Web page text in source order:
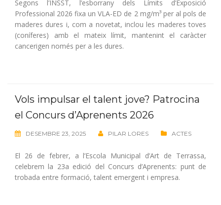
Segons l’INSST, l’esborrany dels Límits d’Exposició
Professional 2026 fixa un VLA-ED de 2 mg/m³ per al pols de
maderes dures i, com a novetat, inclou les maderes toves
(coníferes) amb el mateix límit, mantenint el caràcter
cancerigen només per a les dures.
Vols impulsar el talent jove? Patrocina
el Concurs d’Aprenents 2026
DESEMBRE 23, 2025 PILAR LORES ACTES
El 26 de febrer, a l’Escola Municipal d’Art de Terrassa,
celebrem la 23a edició del Concurs d’Aprenents: punt de
trobada entre formació, talent emergent i empresa.